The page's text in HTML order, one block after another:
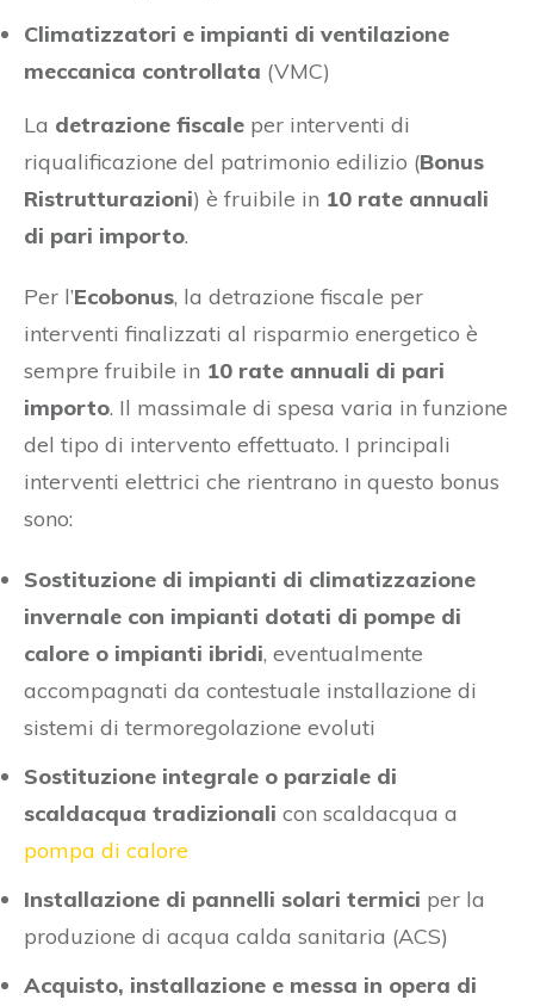
Climatizzatori e impianti di ventilazione
meccanica controllata (VMC)
La detrazione fiscale per interventi di
riqualificazione del patrimonio edilizio (Bonus
Ristrutturazioni) è fruibile in 10 rate annuali
di pari importo.
Per l’Ecobonus, la detrazione fiscale per
interventi finalizzati al risparmio energetico è
sempre fruibile in 10 rate annuali di pari
importo. Il massimale di spesa varia in funzione
del tipo di intervento effettuato. I principali
interventi elettrici che rientrano in questo bonus
sono:
Sostituzione di impianti di climatizzazione
invernale con impianti dotati di pompe di
calore o impianti ibridi, eventualmente
accompagnati da contestuale installazione di
sistemi di termoregolazione evoluti
Sostituzione integrale o parziale di
scaldacqua tradizionali con scaldacqua a
pompa di calore
Installazione di pannelli solari termici per la
produzione di acqua calda sanitaria (ACS)
Acquisto, installazione e messa in opera di